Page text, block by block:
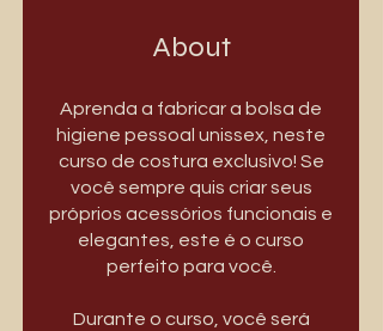
About
Aprenda a fabricar a bolsa de
higiene pessoal unissex, neste
curso de costura exclusivo! Se
você sempre quis criar seus
próprios acessórios funcionais e
elegantes, este é o curso
perfeito para você.
Durante o curso, você será